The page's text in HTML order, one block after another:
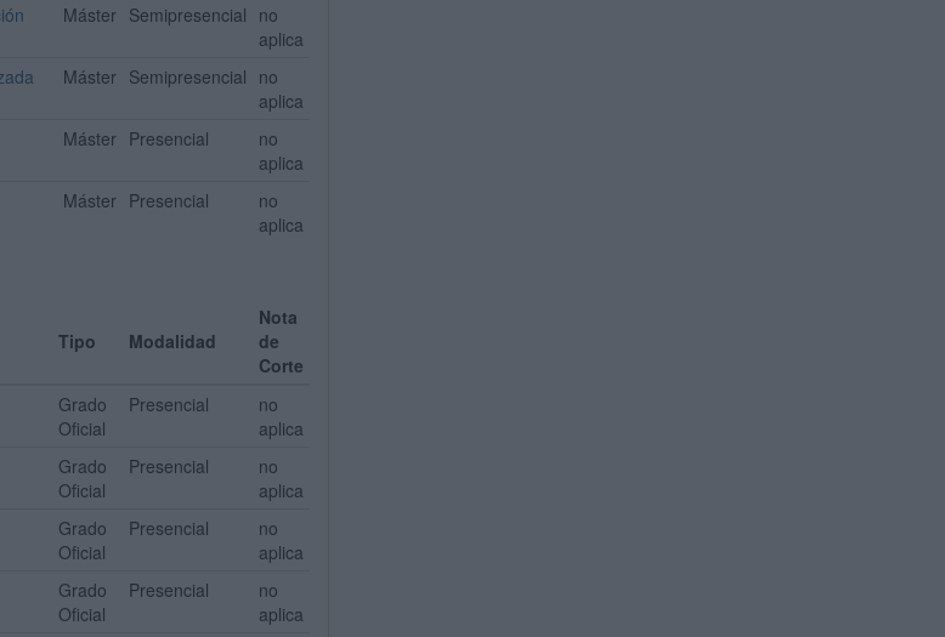
Máster Semipresencial no
aplica
Máster Semipresencial no
aplica
Máster Presencial
no
aplica
Máster Presencial
no
aplica
Tipo Modalidad
Nota
de
Corte
Grado
Oficial
Presencial
no
aplica
Grado
Oficial
Presencial
no
aplica
Grado
Oficial
Presencial
no
aplica
Grado
Oficial
Presencial
no
aplica